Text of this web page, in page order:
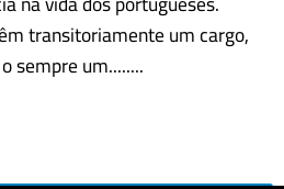
transitoriamente um cargo,
sempre um........